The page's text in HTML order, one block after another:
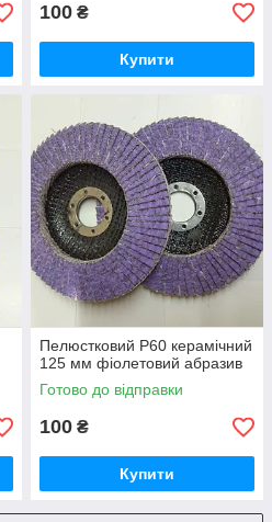
100 ₴
Купити
Пелюстковий Р60 керамічний
125 мм фіолетовий абразив
Готово до відправки
100 ₴
Купити